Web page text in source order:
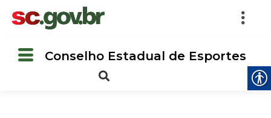
Conselho Estadual de Esportes